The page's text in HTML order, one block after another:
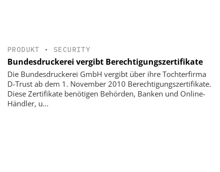
PRODUKT • SECURITY
Bundesdruckerei vergibt Berechtigungszertifikate
Die Bundesdruckerei GmbH vergibt über ihre Tochterfirma
D-Trust ab dem 1. November 2010 Berechtigungszertifikate.
Diese Zertifikate benötigen Behörden, Banken und Online-
Händler, u...